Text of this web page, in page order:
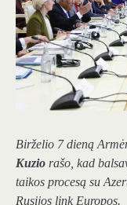
Birželio 7 dieną
Kuzio rašo, kad
taikos procesą su
Rusijos link Europos.